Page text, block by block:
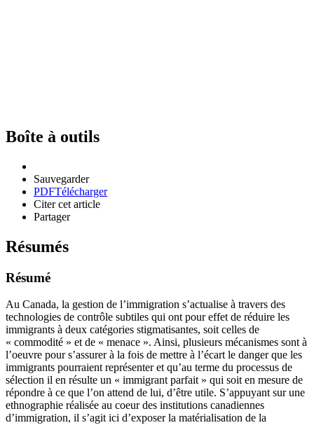
Boîte à outils
Sauvegarder
PDFTélécharger
Citer cet article
Partager
Résumés
Résumé
Au Canada, la gestion de l’immigration s’actualise à travers des
technologies de contrôle subtiles qui ont pour effet de réduire les
immigrants à deux catégories stigmatisantes, soit celles de
« commodité » et de « menace ». Ainsi, plusieurs mécanismes sont à
l’oeuvre pour s’assurer à la fois de mettre à l’écart le danger que les
immigrants pourraient représenter et qu’au terme du processus de
sélection il en résulte un « immigrant parfait » qui soit en mesure de
répondre à ce que l’on attend de lui, d’être utile. S’appuyant sur une
ethnographie réalisée au coeur des institutions canadiennes
d’immigration, il s’agit ici d’exposer la matérialisation de la